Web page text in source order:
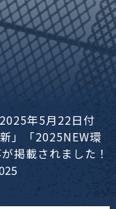
2025年5月22日付
」「2025NEW環
掲載されました！